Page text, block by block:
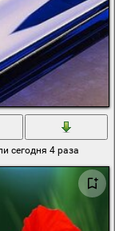
сегодня 4 раза